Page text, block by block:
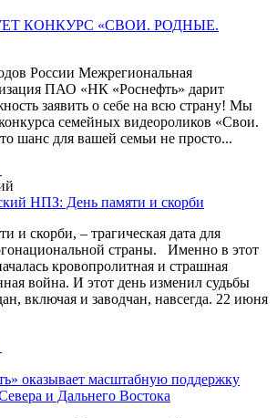
КОНКУРС «СВОИ. РОДНЫЕ.
России Межрегиональная
ПАО «НК «Роснефть» дарит
заявить о себе на всю страну! Мы
семейных видеороликов «Свои.
шанс для вашей семьи не просто...
НПЗ: День памяти и скорби
и скорби, – трагическая дата для
страны. Именно в этот
кровопролитная и страшная
война. И этот день изменил судьбы
включая и заводчан, навсегда. 22 июня
оказывает масштабную поддержку
и Дальнего Востока